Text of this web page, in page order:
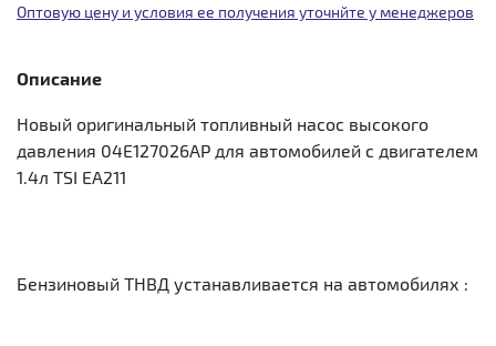
Оптовую цену и условия ее получения уточнйте у менеджеров
Описание
Новый оригинальный топливный насос высокого
давления 04E127026AP для автомобилей с двигателем
1.4л TSI EA211
Бензиновый ТНВД устанавливается на автомобилях :